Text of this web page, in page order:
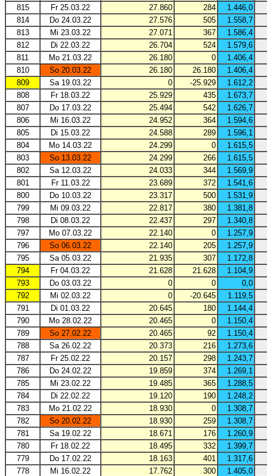
815 Fr 25.03.22 27.860 284
1.446,0
814
Do 24.03.22 27.576 505
1.558,7
813
Mi 23.03.22 27.071 367
1.586,4
812
Di 22.03.22 26.704 524
1.579,6
811
Mo 21.03.22 26.180 0
1.406,4
810
So 20.03.22 26.180 26.180
1.406,4
809
Sa 19.03.22 0 -25.929
1.612,2
808
Fr 18.03.22 25.929 435
1.673,7
807
Do 17.03.22 25.494 542
1.626,7
806
Mi 16.03.22 24.952 364
1.594,6
805
Di 15.03.22 24.588 289
1.596,1
804
Mo 14.03.22 24.299 0
1.615,5
803
So 13.03.22 24.299 266
1.615,5
802
Sa 12.03.22 24.033 344
1.569,9
801
Fr 11.03.22 23.689 372
1.541,6
800
Do 10.03.22 23.317 500
1.531,9
799
Mi 09.03.22 22.817 380
1.381,8
798
Di 08.03.22 22.437 297
1.340,8
797
Mo 07.03.22 22.140 0
1.257,9
796
So 06.03.22 22.140 205
1.257,9
795
Sa 05.03.22 21.935 307
1.172,8
794
Fr 04.03.22 21.628 21.628
1.104,9
793
Do 03.03.22 0 0
0,0
792
Mi 02.03.22 0 -20.645
1.119,5
791
Di 01.03.22 20.645 180
1.144,4
790
Mo 28.02.22 20.465 0
1.150,4
789
So 27.02.22 20.465 92
1.150,4
788
Sa 26.02.22 20.373 216
1.273,6
787
Fr 25.02.22 20.157 298
1.243,7
786
Do 24.02.22 19.859 374
1.269,1
785
Mi 23.02.22 19.485 365
1.288,5
784
Di 22.02.22 19.120 190
1.248,2
783
Mo 21.02.22 18.930 0
1.308,7
782
So 20.02.22 18.930 259
1.308,7
781
Sa 19.02.22 18.671 176
1.260,9
780
Fr 18.02.22 18.495 332
1.399,7
779
Do 17.02.22 18.163 401
1.317,6
778
Mi 16.02.22 17.762 300
1.405,0